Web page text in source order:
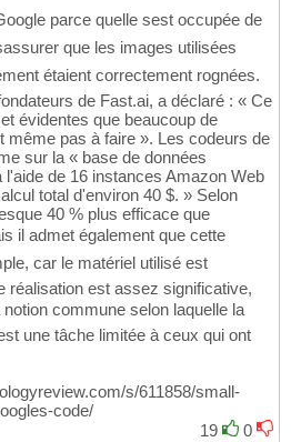
parce quelle sest occupée de
que les images utilisées
étaient correctement rognées.
de Fast.ai, a déclaré : « Ce
évidentes que beaucoup de
même pas à faire ». Les codeurs de
sur la « base de données
de 16 instances Amazon Web
total d'environ 40 $. » Selon
40 % plus efficace que
il admet également que cette
car le matériel utilisé est
réalisation est assez significative,
notion commune selon laquelle la
une tâche limitée à ceux qui ont
s/611858/small-
code/
19
0